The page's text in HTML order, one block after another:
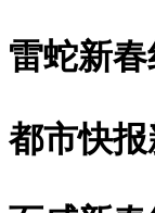
雷蛇新
都市快